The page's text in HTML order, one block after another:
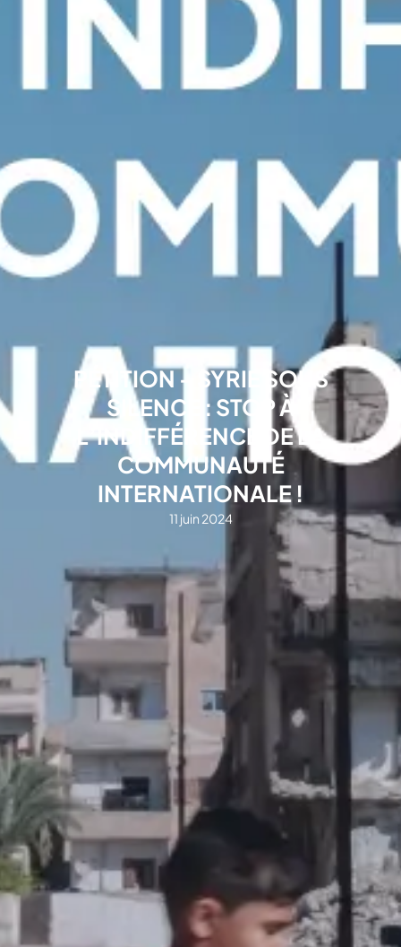
PÉTITION – SYRIE SOUS
SILENCE : STOP À
L’INDIFFÉRENCE DE LA
COMMUNAUTÉ
INTERNATIONALE !
11 juin 2024